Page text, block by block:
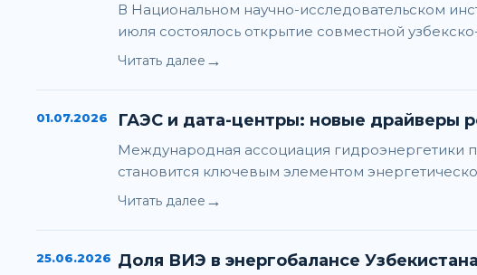
В Национальном научно-исследовательском
июля состоялось открытие совместной
Читать далее →
01.07.2026 ГАЭС и дата-центры: новые драйверы
Международная ассоциация гидроэнергетики
становится ключевым элементом
Читать далее →
25.06.2026 Доля ВИЭ в энергобалансе